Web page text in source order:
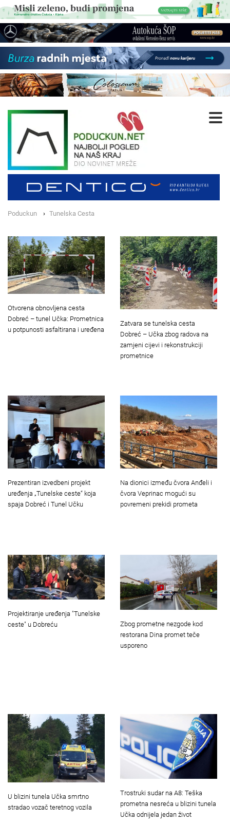
Poduckun Tunelska Cesta
Otvorena obnovljena cesta
Dobreć – tunel Učka: Prometnica
u potpunosti asfaltirana i uređena
Zatvara se tunelska cesta
Dobreć – Učka zbog radova na
zamjeni cijevi i rekonstrukciji
prometnice
Prezentiran izvedbeni projekt
uređenja „Tunelske ceste“ koja
spaja Dobreć i Tunel Učku
Na dionici između čvora Anđeli i
čvora Veprinac mogući su
povremeni prekidi prometa
Projektiranje uređenja "Tunelske
ceste" u Dobreću
Zbog prometne nezgode kod
restorana Dina promet teče
usporeno
U blizini tunela Učka smrtno
stradao vozač teretnog vozila
Trostruki sudar na A8: Teška
prometna nesreća u blizini tunela
Učka odnijela jedan život